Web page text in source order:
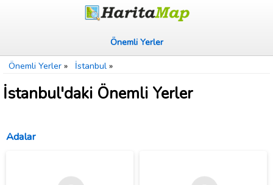
Önemli Yerler
Önemli Yerler » İstanbul »
İstanbul'daki Önemli Yerler
Adalar